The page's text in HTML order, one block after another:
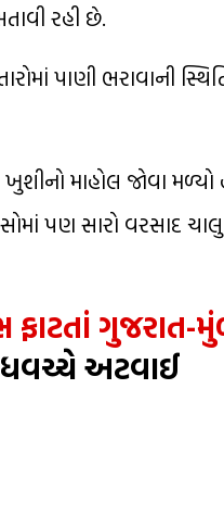
રહી છે.
પાણી ભરાવાની
માહોલ જોવા
પણ સારો વરસાદ
ગુજરાત-
અટવાઈ